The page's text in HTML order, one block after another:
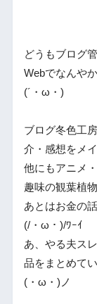
どうもブログ
Webでなんや
(´・ω・)
ブログ冬色工
介・感想をメイ
他にもアニメ
趣味の観葉植
あとはお金の
(/・ω・)/ﾜｰｲ
あ、やる夫ス
品をまとめて
(・ω・)ノ